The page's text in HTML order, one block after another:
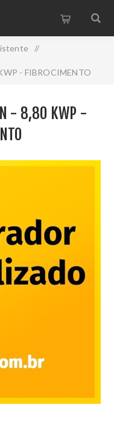
/
- FIBROCIMENTO
- 8,80 KWP -